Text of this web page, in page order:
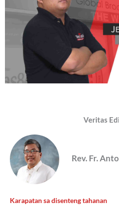
Veritas
Rev. Fr.
Karapatan sa disenteng tahanan